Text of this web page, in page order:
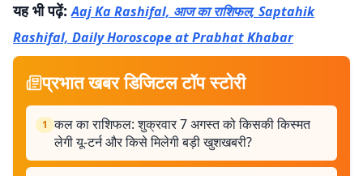
यह भी पढ़ें:Aaj Ka Rashifal, आज का राशिफल, Saptahik
Rashifal, Daily Horoscope at Prabhat Khabar
प्रभात खबर डिजिटल टॉप स्टोरी
1 कल का राशिफल: शुक्रवार 7 अगस्त को किसकी किस्मत
लेगी यू-टर्न और किसे मिलेगी बड़ी खुशखबरी?